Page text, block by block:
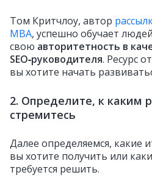
Том Критчлоу, автор
MBA, успешно обучает
свою авторитетность в
SEO‑руководителя. Ресурс
вы хотите начать
2. Определите, к каким
стремитесь
Далее определяемся, какие
вы хотите получить или
требуется решить.